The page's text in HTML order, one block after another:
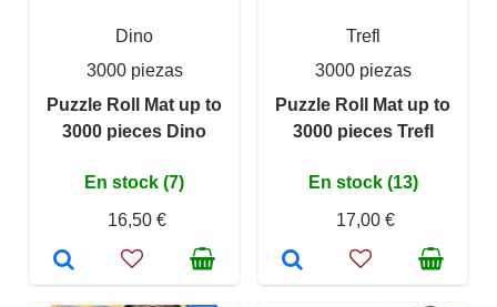
Dino
3000 piezas
Puzzle Roll Mat up to
3000 pieces Dino
En stock (7)
16,50 €
Trefl
3000 piezas
Puzzle Roll Mat up to
3000 pieces Trefl
En stock (13)
17,00 €